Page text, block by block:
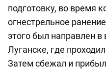
подготовку, во время
огнестрельное
этого был направлен
Луганске, где
Затем сбежал и